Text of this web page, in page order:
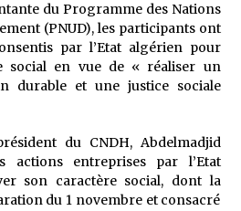
au régime national de
d’envoi d’une campagne de
au profit de la communauté
à l’étranger
ago
ago
voiture de course conçue et
du Programme des Nations
(PNUD), les participants ont
par l’Etat algérien pour
social en vue de « réaliser un
durable et une justice sociale
du CNDH, Abdelmadjid
actions entreprises par l’Etat
son caractère social, dont la
du 1 novembre et consacré